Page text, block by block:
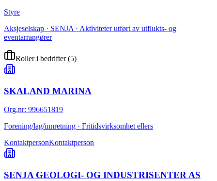
Styre
Aksjeselskap · SENJA · Aktiviteter utført av utflukts- og
eventarrangører
Roller i bedrifter(5)
SKALAND MARINA
Org.nr: 996651819
Forening/lag/innretning · Fritidsvirksomhet ellers
KontaktpersonKontaktperson
SENJA GEOLOGI- OG INDUSTRISENTER AS